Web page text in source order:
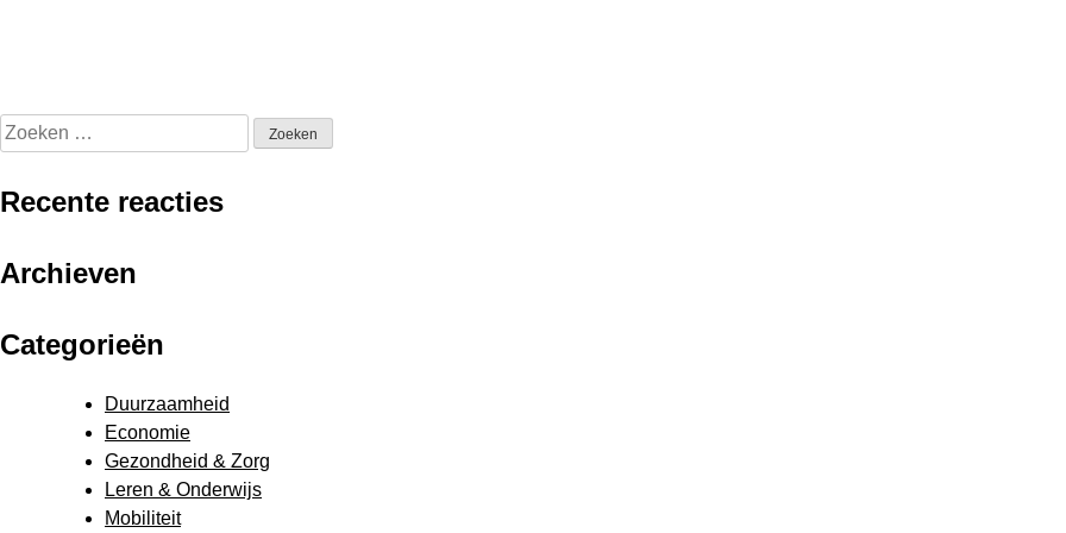
Zoeken
naar:
Recente reacties
Archieven
Categorieën
Duurzaamheid
Economie
Gezondheid & Zorg
Leren & Onderwijs
Mobiliteit